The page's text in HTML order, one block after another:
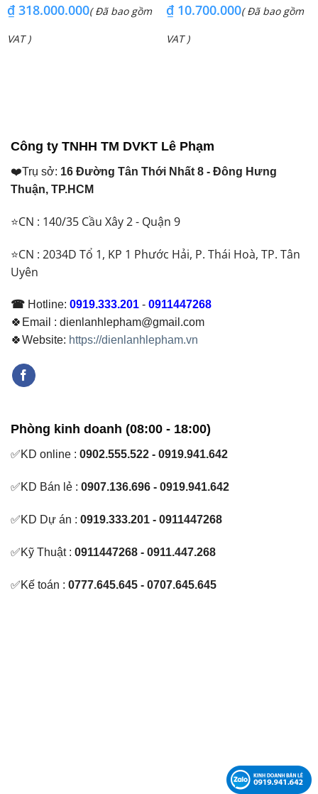
₫318.000.000( Đã bao gồm
VAT )
₫10.700.000( Đã bao gồm
VAT )
Công ty TNHH TM DVKT Lê Phạm
❤️Trụ sở: 16 Đường Tân Thới Nhất 8 - Đông Hưng
Thuận, TP.HCM
⭐CN : 140/35 Cầu Xây 2 - Quận 9
⭐CN : 2034D Tổ 1, KP 1 Phước Hải, P. Thái Hoà, TP. Tân
Uyên
☎ Hotline: 0919.333.201 - 0911447268
🍀Email : dienlanhlepham@gmail.com
🍀Website: https://dienlanhlepham.vn
Phòng kinh doanh (08:00 - 18:00)
✅KD online : 0902.555.522 - 0919.941.642
✅KD Bán lẻ : 0907.136.696 - 0919.941.642
✅KD Dự án : 0919.333.201 - 0911447268
✅Kỹ Thuật : 0911447268 - 0911.447.268
✅Kế toán : 0777.645.645 - 0707.645.645